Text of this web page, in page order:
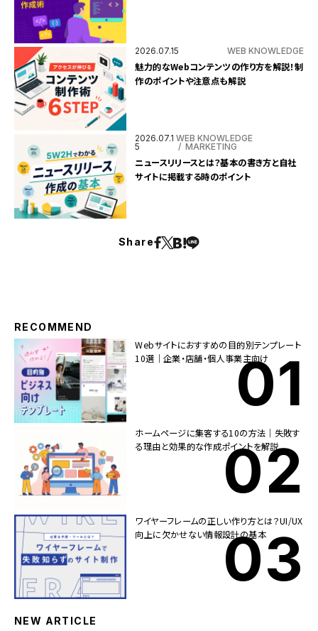
2026.07.15 WEB KNOWLEDGE
魅力的なWebコンテンツの作り方を解説！制
作のポイントや注意点も解説
2026.07.1
5
WEB KNOWLEDGE
MARKETING
ニュースリリースとは？基本の書き方と自社
サイトに掲載する時のポイント
Share
RECOMMEND
Webサイトにおすすめの目的別テンプレート
10選｜企業・店舗・個人事業主向け
ホームページに集客する10の方法｜失敗す
る理由と効果的な作成ポイントを解説
ワイヤーフレームの正しい作り方とは？UI/UX
向上に欠かせない情報設計の基本
NEW ARTICLE